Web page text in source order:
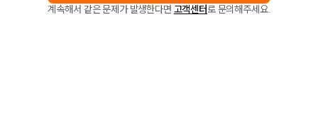
계속해서 같은 문제가 발생한다면 고객센터로 문의해주세요.